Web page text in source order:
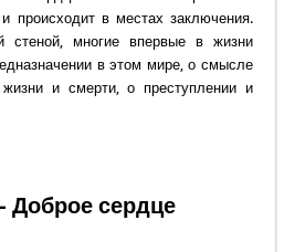
происходит в местах заключения.
стеной, многие впервые в жизни
в этом мире, о смысле
и смерти, о преступлении и
- Для Церкви нет безнадёжно
Доброе сердце